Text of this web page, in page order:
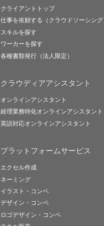
クライアントトップ
仕事を依頼する（クラウドソーシング
スキルを探す
ワーカーを探す
各種書類発行（法人限定）
クラウディアアシスタント
オンラインアシスタント
経理業務特化オンラインアシスタント
英語対応オンラインアシスタント
プラットフォームサービス
エクセル作成
ネーミング
イラスト・コンペ
デザイン・コンペ
ロゴデザイン・コンペ